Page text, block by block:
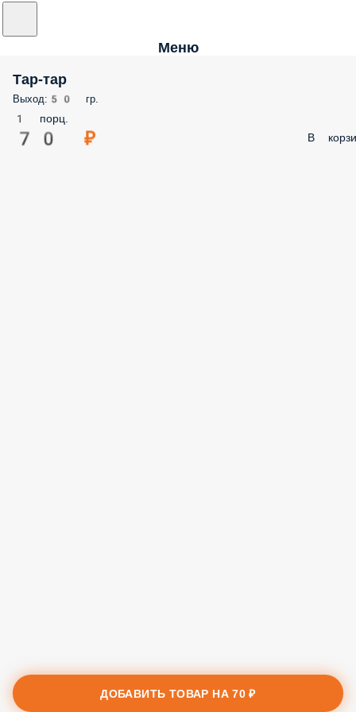
Меню
Тар-тар
Выход:50 гр.
1 порц.
70 ₽ В
ДОБАВИТЬ ТОВАР НА70 ₽